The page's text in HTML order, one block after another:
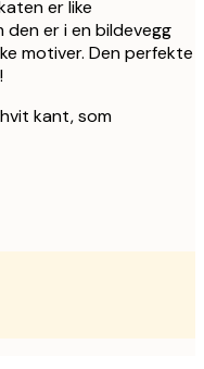
er like
den er i en bildevegg
motiver. Den perfekte
kant, som